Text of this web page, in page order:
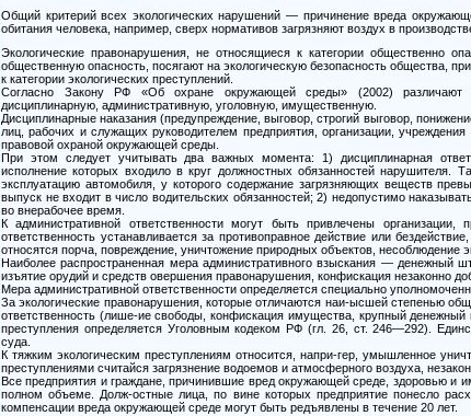
Общий критерий всех экологических нарушений — причинение вреда
обитания человека, например, сверх нормативов загрязняют воздух в
Экологические правонарушения, не относящиеся к категории общественно
общественную опасность, посягают на экологическую безопасность общества,
к категории экологических преступлений.
Согласно Закону РФ «Об охране окружающей среды» (2002) различают
дисциплинарную, административную, уголовную, имущественную.
Дисциплинарные наказания (предупреждение, выговор, строгий выговор,
лиц, рабочих и служащих руководителем предприятия, организации,
правовой охраной окружающей среды.
При этом следует учитывать два важных момента: 1) дисциплинарная
исполнение которых входило в круг должностных обязанностей нарушителя.
эксплуатацию автомобиля, у которого содержание загрязняющих веществ
выпуск не входит в число водительских обязанностей; 2) недопустимо
во внерабочее время.
К административной ответственности могут быть привлечены
ответственность устанавливается за противоправное действие или
относятся порча, повреждение, уничтожение природных объектов, несоблюдение
Наиболее распространенная мера административного взыскания — денежный
изъятие орудий и средств овершения правонарушения, конфискация незаконно
Мера административной ответственности определяется специально
За экологические правонарушения, которые отличаются наи-ысшей степенью
ответственность (лише-ие свободы, конфискация имущества, крупный денежный
преступления определяется Уголовным кодеком РФ (гл. 26, ст. 246—292).
суда.
К тяжким экологическим преступлениям относится, напри-гер, умышленное
преступлениями считайся загрязнение водоемов и атмосферного воздуха,
Все предприятия и граждане, причинившие вред окружающей среде, здоровью и
полном объеме. Долж-остные лица, по вине которых предприятие понесло
компенсации вреда окружающей среде могут быть редъявлены в течение 20 лет.